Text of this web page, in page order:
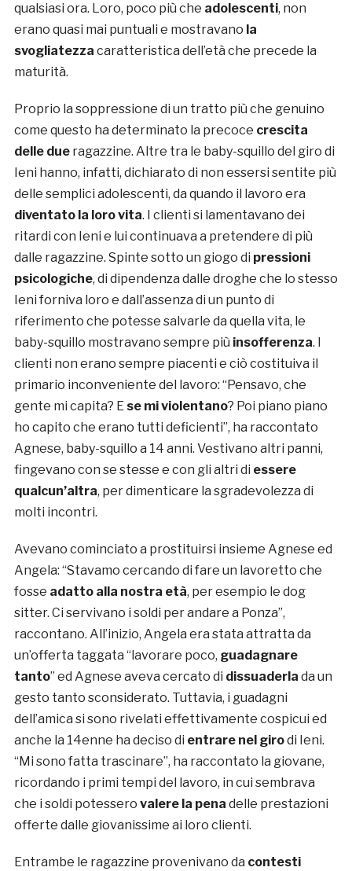
qualsiasi ora. Loro, poco più che adolescenti, non
erano quasi mai puntuali e mostravano la
svogliatezza caratteristica dell’età che precede la
maturità.
Proprio la soppressione di un tratto più che genuino
come questo ha determinato la precoce crescita
delle dueragazzine. Altre tra le baby-squillo del giro di
Ieni hanno, infatti, dichiarato di non essersi sentite più
delle semplici adolescenti, da quando il lavoro era
diventato la loro vita. I clienti si lamentavano dei
ritardi con Ieni e lui continuava a pretendere di più
dalle ragazzine. Spinte sotto un giogo di pressioni
psicologiche, di dipendenza dalle droghe che lo stesso
Ieni forniva loro e dall’assenza di un punto di
riferimento che potesse salvarle da quella vita, le
baby-squillo mostravano sempre più insofferenza. I
clienti non erano sempre piacenti e ciò costituiva il
primario inconveniente del lavoro: “Pensavo, che
gente mi capita? E se mi violentano? Poi piano piano
ho capito che erano tutti deficienti”, ha raccontato
Agnese, baby-squillo a 14 anni. Vestivano altri panni,
fingevano con se stesse e con gli altri di essere
qualcun’altra, per dimenticare la sgradevolezza di
molti incontri.
Avevano cominciato a prostituirsi insieme Agnese ed
Angela: “Stavamo cercando di fare un lavoretto che
fosse adatto alla nostra età, per esempio le dog
sitter. Ci servivano i soldi per andare a Ponza”,
raccontano. All’inizio, Angela era stata attratta da
un’offerta taggata “lavorare poco, guadagnare
tanto” ed Agnese aveva cercato di dissuaderla da un
gesto tanto sconsiderato. Tuttavia, i guadagni
dell’amica si sono rivelati effettivamente cospicui ed
anche la 14enne ha deciso di entrare nel girodi Ieni.
“Mi sono fatta trascinare”, ha raccontato la giovane,
ricordando i primi tempi del lavoro, in cui sembrava
che i soldi potessero valere la pena delle prestazioni
offerte dalle giovanissime ai loro clienti.
Entrambe le ragazzine provenivano da contesti